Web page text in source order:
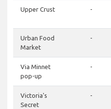
Upper Crust -
Urban Food
Market
-
Via Minnet
pop-up
-
Victoria's
Secret
-